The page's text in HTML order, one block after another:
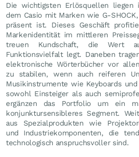
Die wichtigsten Erlösquellen liegen
dem Casio mit Marken wie G-SHOCK,
präsent ist. Dieses Geschäft
Markenidentität im mittleren
treuen Kundschaft, die Wert
Funktionsvielfalt legt. Daneben
elektronische Wörterbücher vor
zu stabilen, wenn auch reiferen
Musikinstrumente wie Keyboards
sowohl Einsteiger als auch
ergänzen das Portfolio um ein
konjunktursensibleres Segment.
aus Spezialprodukten wie
und Industriekomponenten, die
technologisch anspruchsvoller sind.